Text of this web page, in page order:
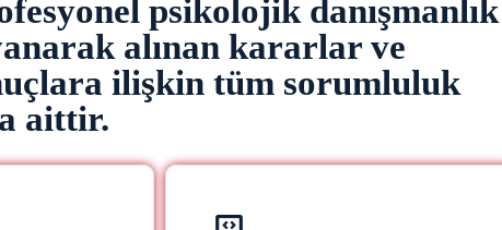
psikolojik danışmanlık
alınan kararlar ve
ilişkin tüm sorumluluk
aittir.